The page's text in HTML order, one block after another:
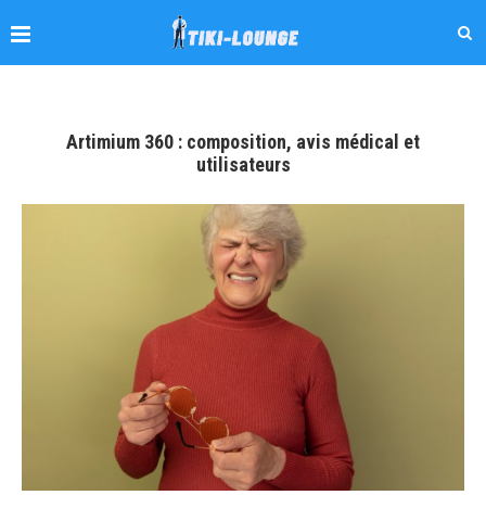
Artimium 360 : composition, avis médical et
utilisateurs